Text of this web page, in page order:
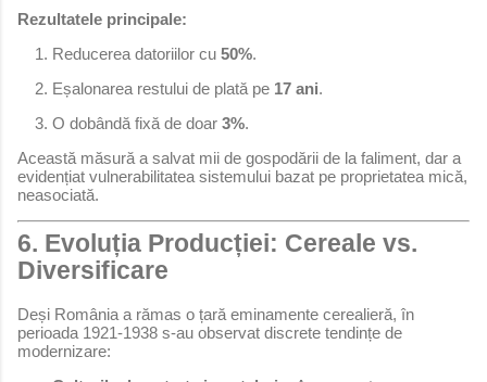
Rezultatele principale:
Reducerea datoriilor cu 50%.
Eșalonarea restului de plată pe 17 ani.
O dobândă fixă de doar 3%.
Această măsură a salvat mii de gospodării de la faliment, dar a
evidențiat vulnerabilitatea sistemului bazat pe proprietatea mică,
neasociată.
6. Evoluția Producției: Cereale vs.
Diversificare
Deși România a rămas o țară eminamente cerealieră, în
perioada 1921-1938 s-au observat discrete tendințe de
modernizare: